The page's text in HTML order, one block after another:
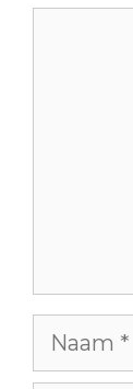
Naam